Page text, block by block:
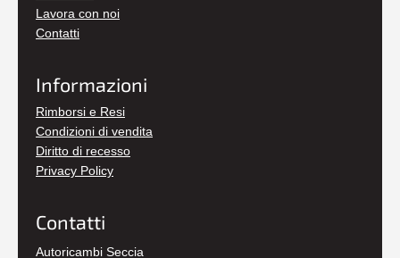
Lavora con noi
Contatti
Informazioni
Rimborsi e Resi
Condizioni di vendita
Diritto di recesso
Privacy Policy
Contatti
Autoricambi Seccia